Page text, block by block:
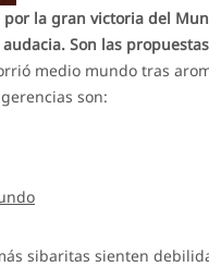
por la gran victoria del
Son las
medio mundo tras
son:
sibaritas sienten